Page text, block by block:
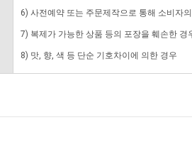
6) 사전예약 또는 주문제작으로 통해 소비자
7) 복제가 가능한 상품 등의 포장을 훼손한 경
8) 맛, 향, 색 등 단순 기호차이에 의한 경우